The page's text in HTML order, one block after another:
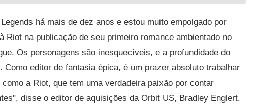
há mais de dez anos e estou muito empolgado por
Riot na publicação de seu primeiro romance ambientado no
Os personagens são inesquecíveis, e a profundidade do
Como editor de fantasia épica, é um prazer absoluto trabalhar
a Riot, que tem uma verdadeira paixão por contar
disse o editor de aquisições da Orbit US, Bradley Englert.